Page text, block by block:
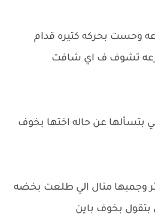
بحركه كتيره قدام
تشوف ف اي شافت
بتسألها عن حاله اختها بخوف
وجمبها منال الي طلعت بخضه
بخوف باين